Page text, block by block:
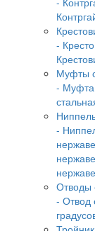
-
Муфты
- Муфта
-
Отводы
- Отвод